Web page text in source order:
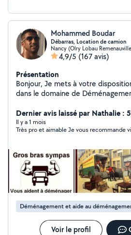
Mohammed Boudar
Débarras, Location de camion
Nancy (Olry Lobau
4,9/5 (167 avis)
Présentation
Bonjour, Je mets à votre
dans le domaine de
contacter pour plus d'infos. Bien
Dernier avis laissé par Nathalie :
Il y a 1 mois
Très pro et aimable Je vous
Déménagement et aide au
Voir le profil